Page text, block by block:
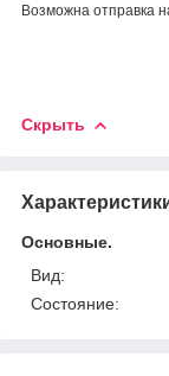
Возможна отправка
Скрыть
Основные.
Вид:
Состояние: